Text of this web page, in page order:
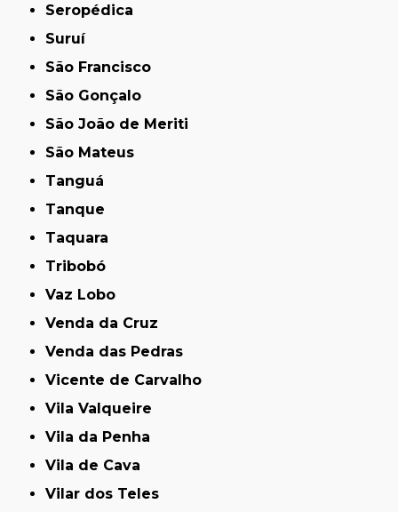
Seropédica
Suruí
São Francisco
São Gonçalo
São João de Meriti
São Mateus
Tanguá
Tanque
Taquara
Tribobó
Vaz Lobo
Venda da Cruz
Venda das Pedras
Vicente de Carvalho
Vila Valqueire
Vila da Penha
Vila de Cava
Vilar dos Teles